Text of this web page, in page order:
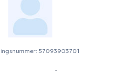
57093903701